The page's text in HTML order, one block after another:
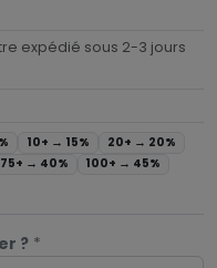
expédié sous 2-3 jours
10+ → 15% 20+ → 20%
75+ → 40% 100+ → 45%
? *